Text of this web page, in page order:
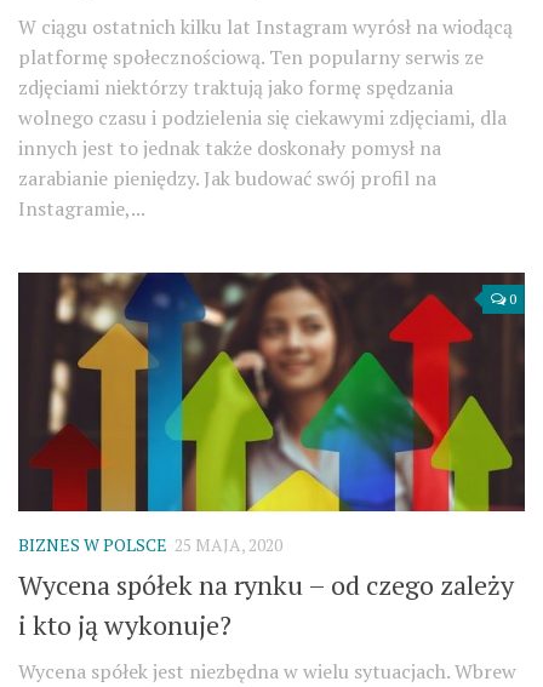
W ciągu ostatnich kilku lat Instagram wyrósł na wiodącą
platformę społecznościową. Ten popularny serwis ze
zdjęciami niektórzy traktują jako formę spędzania
wolnego czasu i podzielenia się ciekawymi zdjęciami, dla
innych jest to jednak także doskonały pomysł na
zarabianie pieniędzy. Jak budować swój profil na
Instagramie,...
0
BIZNES W POLSCE 25 MAJA, 2020
Wycena spółek na rynku – od czego zależy
i kto ją wykonuje?
Wycena spółek jest niezbędna w wielu sytuacjach. Wbrew